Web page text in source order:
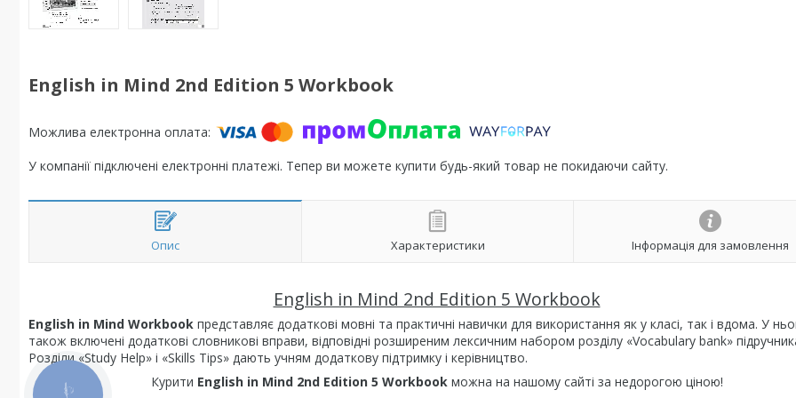
English in Mind 2nd Edition 5 Workbook
У компанії підключені електронні платежі. Тепер ви можете купити будь-який товар не покидаючи сайту.
Опис Характеристики Інформація для замовлення
English in Mind 2nd Edition 5 Workbook
English in Mind Workbook представляє додаткові мовні та практичні навички для використання як у класі, так і вдома. У
також включені додаткові словникові вправи, відповідні розширеним лексичним набором розділу «Vocabulary bank»
Розділи «Study Help» і «Skills Tips» дають учням додаткову підтримку і керівництво.
Курити English in Mind 2nd Edition 5 Workbook можна на нашому сайті за недорогою ціною!
КНОПКА